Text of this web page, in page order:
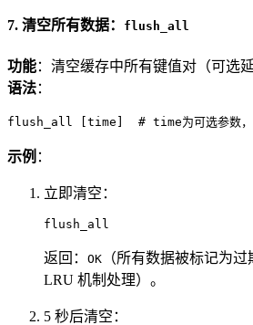
7. 清空所有数据： flush_all
功能：清空缓存中所有键值对（可选
语法：
flush_all [time]  # time为可选参数，
示例 ：
立即清空：
flush_all
返回： OK （所有数据被标记为
LRU 机制处理）。
5 秒后清空：